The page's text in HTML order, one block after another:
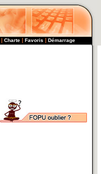
| Charte | Favoris | Démarrage